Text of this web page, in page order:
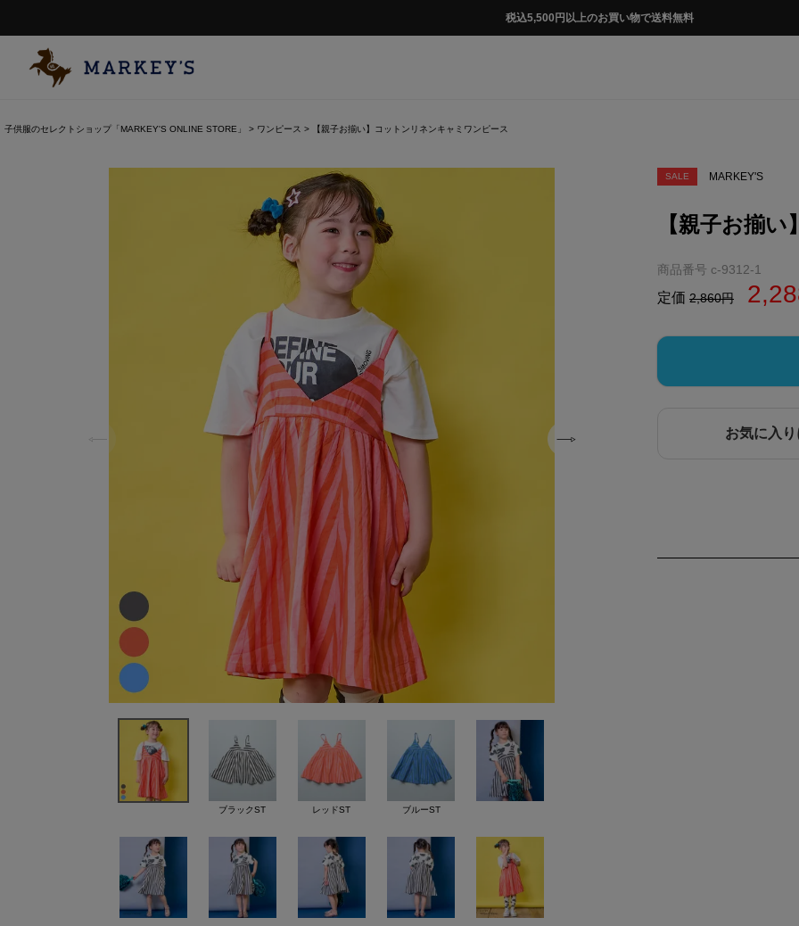
税込5,500円以上のお買い物で送料無料
子供服のセレクトショップ「MARKEY'S ONLINE STORE」 ワンピース 【親子お揃い】コットンリネンキャミワンピース
ブラックST レッドST ブルーST
SALE MARKEY'S
【親子お揃
商品番号 c-9312-1
定価 2,860
お気に入